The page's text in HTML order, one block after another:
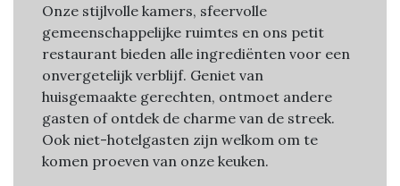
Onze stijlvolle kamers, sfeervolle
gemeenschappelijke ruimtes en ons petit
restaurant bieden alle ingrediënten voor een
onvergetelijk verblijf. Geniet van
huisgemaakte gerechten, ontmoet andere
gasten of ontdek de charme van de streek.
Ook niet-hotelgasten zijn welkom om te
komen proeven van onze keuken.